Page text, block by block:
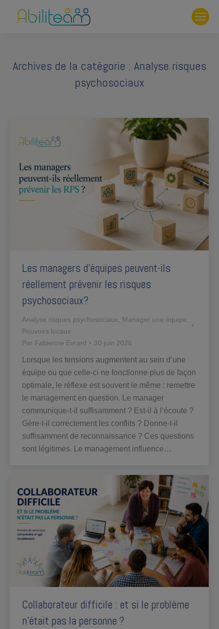
Archives de la catégorie : Analyse risques
psychosociaux
Les managers d’équipes peuvent-ils
réellement prévenir les risques
psychosociaux?
Analyse risques psychosociaux Manager une équipe
Pouvoirs locaux
Par Fabienne Evrard 30 juin 2026
Lorsque les tensions augmentent au sein d’une
équipe ou que celle-ci ne fonctionne plus de façon
optimale, le réflexe est souvent le même : remettre
le management en question. Le manager
communique-t-il suffisamment ? Est-il à l’écoute ?
Gère-t-il correctement les conflits ? Donne-t-il
suffisamment de reconnaissance ? Ces questions
sont légitimes. Le management influence…
Collaborateur difficile : et si le problème
n’était pas la personne ?